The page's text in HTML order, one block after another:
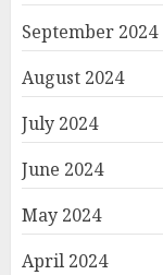
September 2024
August 2024
July 2024
June 2024
May 2024
April 2024